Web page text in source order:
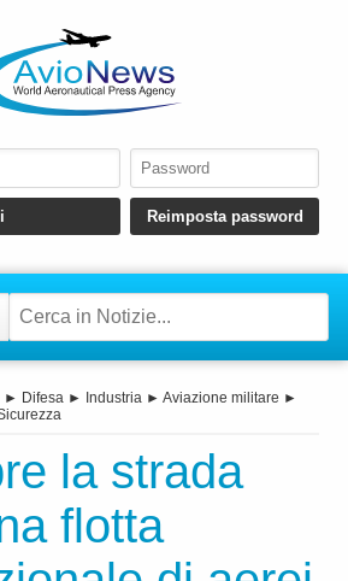
► Difesa ► Industria ► Aviazione militare ►
la strada
flotta